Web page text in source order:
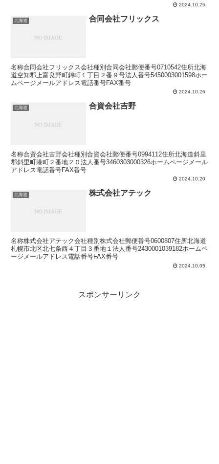
2024.10.26
北海道 合同会社フリックス
名称合同会社フリックス会社種別合同会社郵便番号0710542住所北海
道空知郡上富良野町錦町１丁目２番９号法人番号5450003001598ホー
ムページメールアドレス電話番号FAX番号
2024.10.26
北海道 合資会社吉野
名称合資会社吉野会社種別合資会社郵便番号0994112住所北海道斜里
郡斜里町港町２番地２０法人番号3460303000326ホームページメール
アドレス電話番号FAX番号
2024.10.20
北海道 株式会社アテック
名称株式会社アテック会社種別株式会社郵便番号0600807住所北海道
札幌市北区北七条西４丁目３番地１法人番号2430001039182ホームペ
ージメールアドレス電話番号FAX番号
2024.10.05
スポンサーリンク